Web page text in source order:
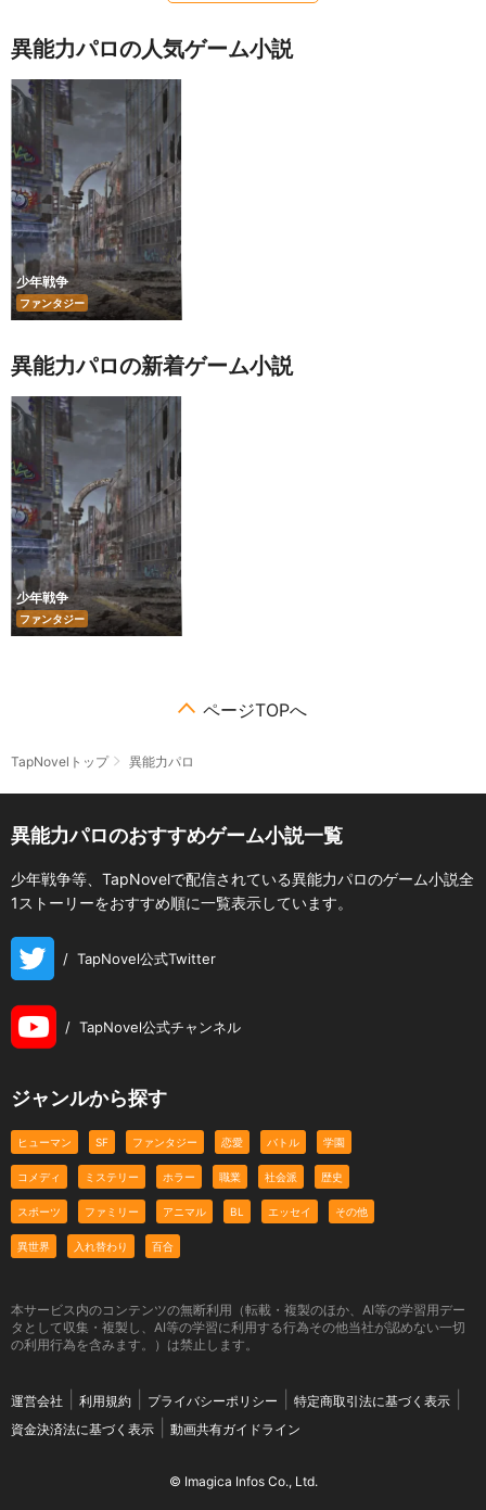
異能力パロの人気ゲーム小説
少年戦争
ファンタジー
異能力パロの新着ゲーム小説
少年戦争
ファンタジー
ページTOPへ
TapNovelトップ 異能力パロ
異能力パロのおすすめゲーム小説一覧
少年戦争等、TapNovelで配信されている異能力パロのゲーム小説全
1ストーリーをおすすめ順に一覧表示しています。
/ TapNovel公式Twitter
/ TapNovel公式チャンネル
ジャンルから探す
ヒューマン SF ファンタジー 恋愛 バトル 学園
コメディ ミステリー ホラー 職業 社会派 歴史
スポーツ ファミリー アニマル BL エッセイ その他
異世界 入れ替わり 百合
本サービス内のコンテンツの無断利用（転載・複製のほか、AI等の学習用デー
タとして収集・複製し、AI等の学習に利用する行為その他当社が認めない一切
の利用行為を含みます。）は禁止します。
運営会社 利用規約 プライバシーポリシー
特定商取引法に基づく表示
資金決済法に基づく表示
動画共有ガイドライン
© Imagica Infos Co., Ltd.